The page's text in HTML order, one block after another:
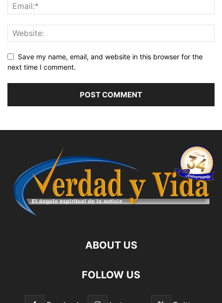
Save my name, email, and website in this browser for the
next time I comment.
ABOUT US
FOLLOW US